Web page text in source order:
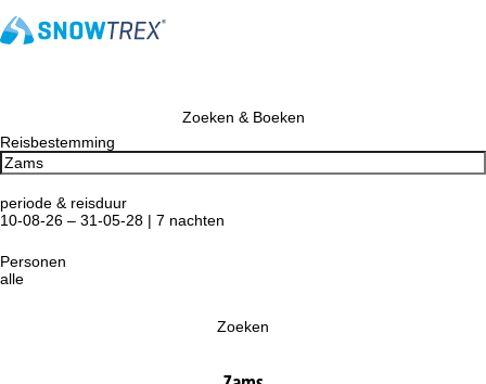
Zoeken & Boeken
Reisbestemming
periode & reisduur
10-08-26 – 31-05-28 | 7 nachten
Personen
alle
Zoeken